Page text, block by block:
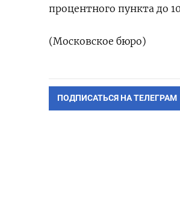
процентного пункта до
(Московское бюро)
ПОДПИСАТЬСЯ НА ТЕЛЕГРАМ